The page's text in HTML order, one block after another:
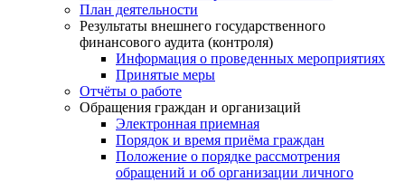
План деятельности
Результаты внешнего государственного
финансового аудита (контроля)
Информация о проведенных мероприятиях
Принятые меры
Отчёты о работе
Обращения граждан и организаций
Электронная приемная
Порядок и время приёма граждан
Положение о порядке рассмотрения
обращений и об организации личного